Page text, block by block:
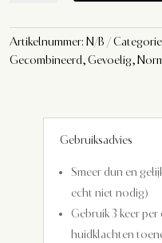
Artikelnummer: N/B
Gecombineerd, Gevoelig,
Gebruiksadvies
Smeer dun en
echt niet nodig)
Gebruik 3 keer
huidklachten